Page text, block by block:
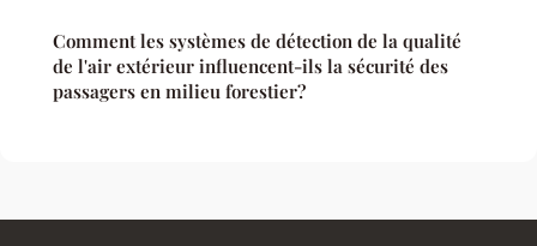
Comment les systèmes de détection de la qualité
de l'air extérieur influencent-ils la sécurité des
passagers en milieu forestier?